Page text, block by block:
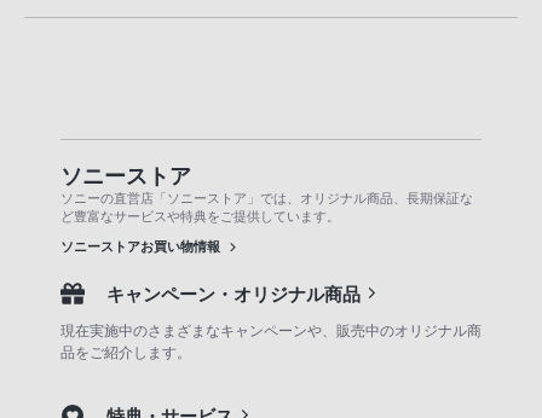
ソニーストア
ソニーの直営店「ソニーストア」では、オリジナル商品、長期保証な
ど豊富なサービスや特典をご提供しています。
ソニーストアお買い物情報
キャンペーン・オリジナル商品
現在実施中のさまざまなキャンペーンや、販売中のオリジナル商
品をご紹介します。